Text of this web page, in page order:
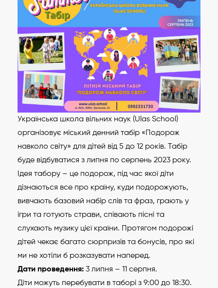
Українська школа вільних наук (Ulas School)
організовує міський денний табір «Подорож
навколо світу» для дітей від 5 до 12 років. Табір
буде відбуватися з липня по серпень 2023 року.
Ідея табору – це подорож, під час якої діти
дізнаються все про країну, куди подорожують,
вивчають базовий набір слів та фраз, грають у
ігри та готують страви, співають пісні та
слухають музику цієї країни. Протягом подорожі
дітей чекає багато сюрпризів та бонусів, про які
ми не хотіли б розказувати наперед.
Дати проведення: 3 липня – 11 серпня.
Діти можуть перебувати в таборі з 9:00 до 18:30.